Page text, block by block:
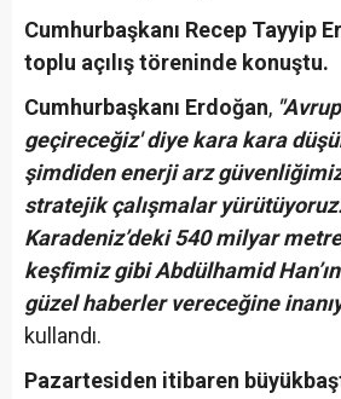
Cumhurbaşkanı Recep Tayyip
toplu açılış töreninde konuştu.
Cumhurbaşkanı Erdoğan,
geçireceğiz' diye kara kara
şimdiden enerji arz
stratejik çalışmalar
Karadeniz’deki 540 milyar
keşfimiz gibi Abdülhamid
güzel haberler vereceğine
kullandı.
Pazartesiden itibaren